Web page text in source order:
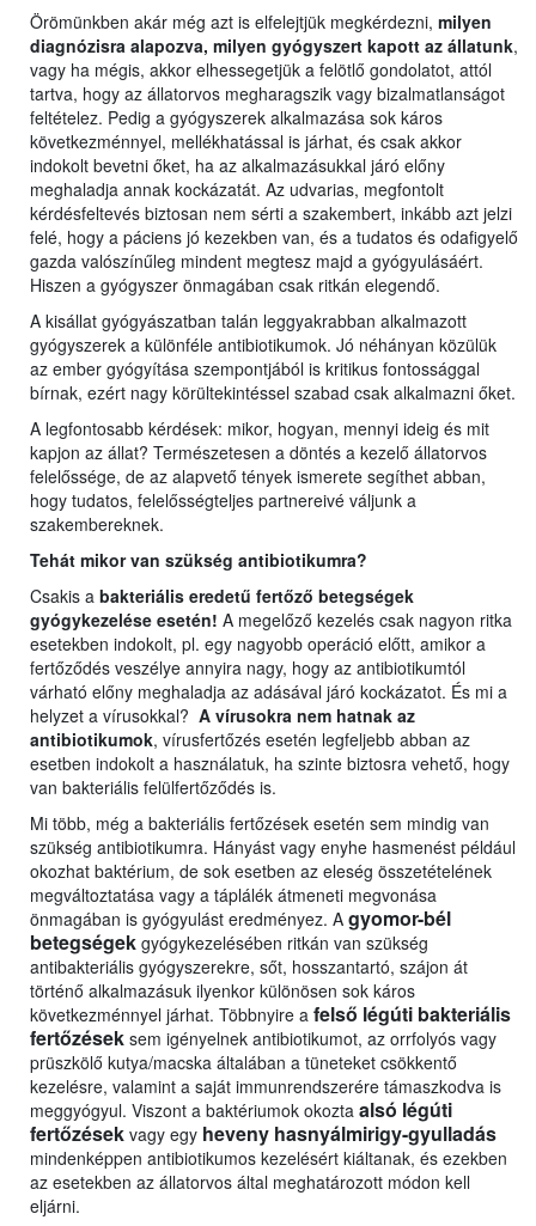
Örömünkben akár még azt is elfelejtjük megkérdezni, milyen
diagnózisra alapozva, milyen gyógyszert kapott az állatunk,
vagy ha mégis, akkor elhessegetjük a felötlő gondolatot, attól
tartva, hogy az állatorvos megharagszik vagy bizalmatlanságot
feltételez. Pedig a gyógyszerek alkalmazása sok káros
következménnyel, mellékhatással is járhat, és csak akkor
indokolt bevetni őket, ha az alkalmazásukkal járó előny
meghaladja annak kockázatát. Az udvarias, megfontolt
kérdésfeltevés biztosan nem sérti a szakembert, inkább azt jelzi
felé, hogy a páciens jó kezekben van, és a tudatos és odafigyelő
gazda valószínűleg mindent megtesz majd a gyógyulásáért.
Hiszen a gyógyszer önmagában csak ritkán elegendő.
A kisállat gyógyászatban talán leggyakrabban alkalmazott
gyógyszerek a különféle antibiotikumok. Jó néhányan közülük
az ember gyógyítása szempontjából is kritikus fontossággal
bírnak, ezért nagy körültekintéssel szabad csak alkalmazni őket.
A legfontosabb kérdések: mikor, hogyan, mennyi ideig és mit
kapjon az állat? Természetesen a döntés a kezelő állatorvos
felelőssége, de az alapvető tények ismerete segíthet abban,
hogy tudatos, felelősségteljes partnereivé váljunk a
szakembereknek.
Tehát mikor van szükség antibiotikumra?
Csakis a bakteriális eredetű fertőző betegségek
gyógykezelése esetén! A megelőző kezelés csak nagyon ritka
esetekben indokolt, pl. egy nagyobb operáció előtt, amikor a
fertőződés veszélye annyira nagy, hogy az antibiotikumtól
várható előny meghaladja az adásával járó kockázatot. És mi a
helyzet a vírusokkal? A vírusokra nem hatnak az
antibiotikumok, vírusfertőzés esetén legfeljebb abban az
esetben indokolt a használatuk, ha szinte biztosra vehető, hogy
van bakteriális felülfertőződés is.
Mi több, még a bakteriális fertőzések esetén sem mindig van
szükség antibiotikumra. Hányást vagy enyhe hasmenést például
okozhat baktérium, de sok esetben az eleség összetételének
megváltoztatása vagy a táplálék átmeneti megvonása
önmagában is gyógyulást eredményez. A gyomor-bél
betegségek gyógykezelésében ritkán van szükség
antibakteriális gyógyszerekre, sőt, hosszantartó, szájon át
történő alkalmazásuk ilyenkor különösen sok káros
következménnyel járhat. Többnyire a felső légúti bakteriális
fertőzések sem igényelnek antibiotikumot, az orrfolyós vagy
prüszkölő kutya/macska általában a tüneteket csökkentő
kezelésre, valamint a saját immunrendszerére támaszkodva is
meggyógyul. Viszont a baktériumok okozta alsó légúti
fertőzések vagy egy heveny hasnyálmirigy-gyulladás
mindenképpen antibiotikumos kezelésért kiáltanak, és ezekben
az esetekben az állatorvos által meghatározott módon kell
eljárni.